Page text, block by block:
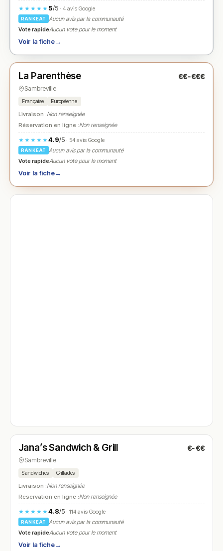
★★★★★ 5/5· 4 avis Google
RANKEAT
Aucun avis par la communauté
Vote rapideAucun vote pour le moment
Voir la fiche→
★ N° 3
La Parenthèse €€-€€€
Sambreville
Française Européenne
Livraison :Non renseignée
Réservation en ligne :Non renseignée
★★★★★4.9/5· 54 avis Google
RANKEAT
Aucun avis par la communauté
Vote rapideAucun vote pour le moment
Voir la fiche→
N° 4
Jana’s Sandwich & Grill €-€€
Sambreville
Sandwiches Grillades
Livraison :Non renseignée
Réservation en ligne :Non renseignée
★★★★★4.8/5· 114 avis Google
RANKEAT
Aucun avis par la communauté
Vote rapideAucun vote pour le moment
Voir la fiche→